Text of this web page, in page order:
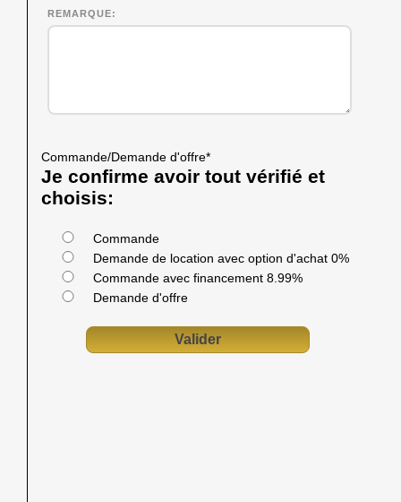
REMARQUE
Commande/Demande d'offre*
Je confirme avoir tout vérifié et
choisis:
Commande
Demande de location avec option d'achat 0%
Commande avec financement 8.99%
Demande d'offre